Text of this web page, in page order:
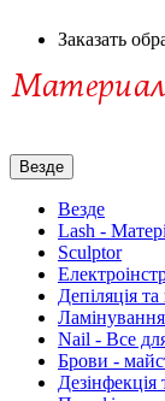
Заказать
Везде
Везде
Lash -
Sculptor
Депіляція
Ламінування
Nail - Все
Брови -
Дезінфекція